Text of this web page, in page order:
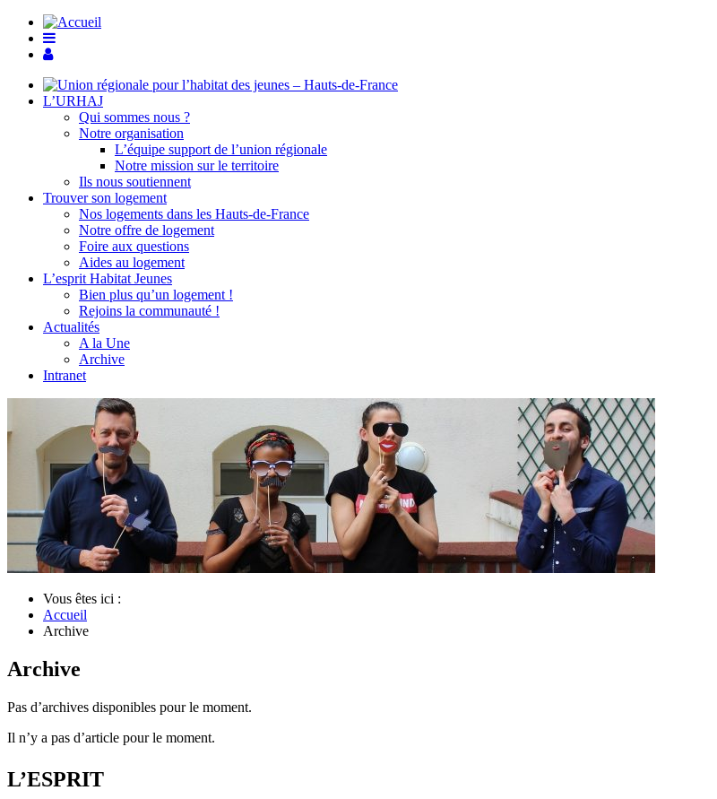
L’URHAJ
Qui sommes nous ?
Notre organisation
L’équipe support de l’union régionale
Notre mission sur le territoire
Ils nous soutiennent
Trouver son logement
Nos logements dans les Hauts-de-France
Notre offre de logement
Foire aux questions
Aides au logement
L’esprit Habitat Jeunes
Bien plus qu’un logement !
Rejoins la communauté !
Actualités
A la Une
Archive
Intranet
Vous êtes ici :
Accueil
Archive
Archive
Pas d’archives disponibles pour le moment.
Il n’y a pas d’article pour le moment.
L’ESPRIT